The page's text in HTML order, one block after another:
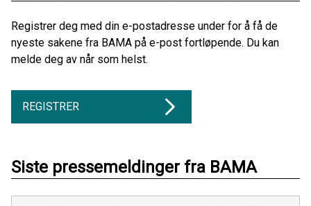
Registrer deg med din e-postadresse under for å få de
nyeste sakene fra BAMA på e-post fortløpende. Du kan
melde deg av når som helst.
REGISTRER
Siste pressemeldinger fra BAMA